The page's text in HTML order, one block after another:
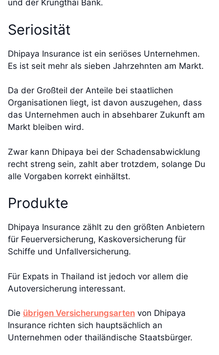
und der Krungthai Bank.
Seriosität
Dhipaya Insurance ist ein seriöses Unternehmen.
Es ist seit mehr als sieben Jahrzehnten am Markt.
Da der Großteil der Anteile bei staatlichen
Organisationen liegt, ist davon auszugehen, dass
das Unternehmen auch in absehbarer Zukunft am
Markt bleiben wird.
Zwar kann Dhipaya bei der Schadensabwicklung
recht streng sein, zahlt aber trotzdem, solange Du
alle Vorgaben korrekt einhältst.
Produkte
Dhipaya Insurance zählt zu den größten Anbietern
für Feuerversicherung, Kaskoversicherung für
Schiffe und Unfallversicherung.
Für Expats in Thailand ist jedoch vor allem die
Autoversicherung interessant.
Die übrigen Versicherungsarten von Dhipaya
Insurance richten sich hauptsächlich an
Unternehmen oder thailändische Staatsbürger.